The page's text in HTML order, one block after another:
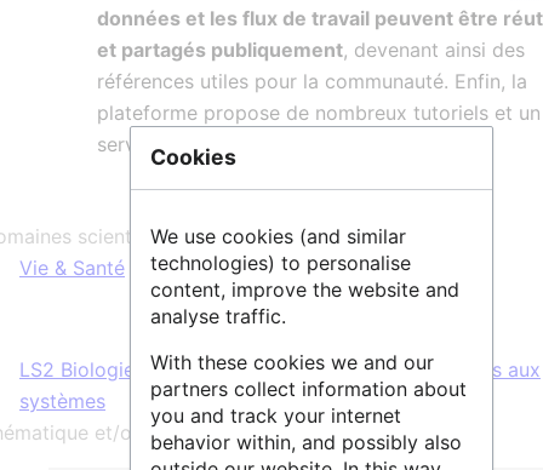
données et les flux de travail peuvent être
et partagés publiquement, devenant ainsi des
références utiles pour la communauté. Enfin, la
plateforme propose de nombreux tutoriels et un
service d'assistance.
scientifiques :
Vie & Santé
LS2 Biologie intégrative : des gènes et des génomes aux
systèmes
et/ou mots clés :
Cookies
We use cookies (and similar
technologies) to personalise
content, improve the website and
analyse traffic.
With these cookies we and our
partners collect information about
you and track your internet
behavior within, and possibly also